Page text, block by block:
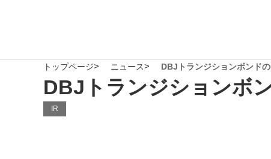
トップページ ニュース DBJトランジションボンド
DBJトランジションボ
IR